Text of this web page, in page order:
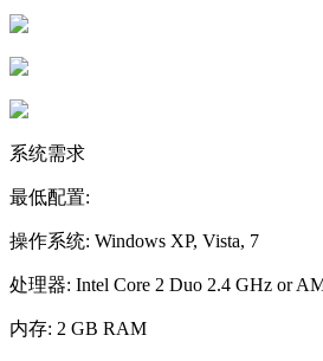
系统需求
最低配置:
操作系统: Windows XP, Vista, 7
处理器: Intel Core 2 Duo 2.4 GHz or
内存: 2 GB RAM